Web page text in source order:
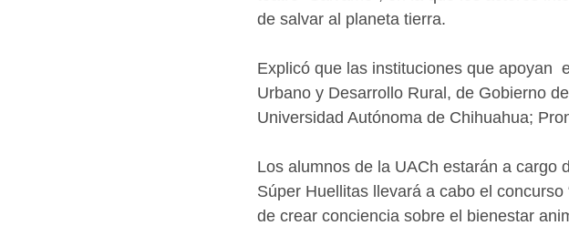
de salvar al planeta tierra.
Explicó que las instituciones que apoyan
Urbano y Desarrollo Rural, de Gobierno
Universidad Autónoma de Chihuahua;
Los alumnos de la UACh estarán a cargo
Súper Huellitas llevará a cabo el
de crear conciencia sobre el bienestar